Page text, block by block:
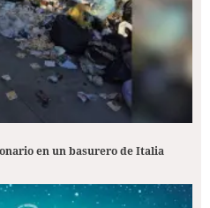
en un basurero de Italia